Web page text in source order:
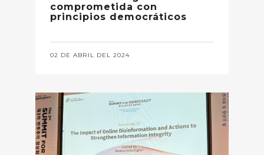
comprometida con
principios democráticos
02 DE ABRIL DEL 2024